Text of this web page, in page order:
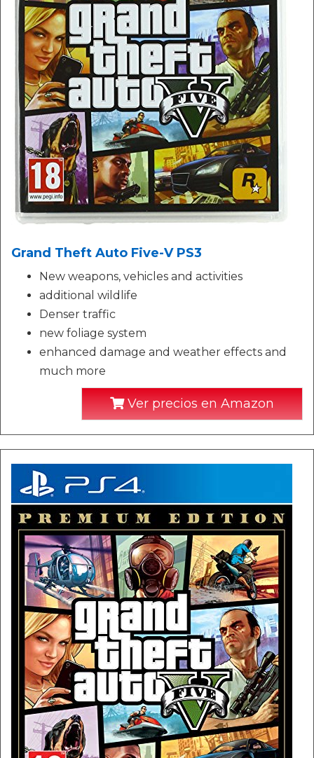
Grand Theft Auto Five-V PS3
New weapons, vehicles and activities
additional wildlife
Denser traffic
new foliage system
enhanced damage and weather effects and
much more
Ver precios en Amazon